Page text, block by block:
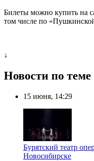
Билеты можно купить на
том числе по
↓
Новости по теме
15 июня, 14:29
Бурятский театр
Новосибирске